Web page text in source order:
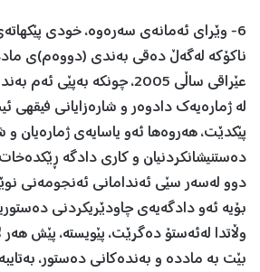
6- وێرای ئەمانەی سەرەوە، خودی
عێراقی ساڵی 2005، چونكە
لە ژمارەیەك دادوەر و شارەزایانی فیقهی
پێكدێت، هەروەها ئەو یاسایەی ژمارەیان و
دەستنیشانكردنیان و كاری دادگە
دوو لەسەر سێی ئەندامانی ئەنجومەنی
بۆیە ئەو دادگەیەی چاودێریكردنی
وڵاتدا لەئەستۆ دەگرێت، پێویستە، پێش هەر
بێت بە ماددە و بەندەكانی دەستور،